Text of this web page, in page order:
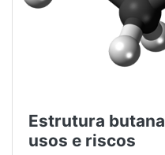
Estrutura
usos e riscos